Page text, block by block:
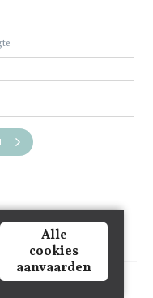
| Powered byTilroy
Alle
cookies
aanvaarden